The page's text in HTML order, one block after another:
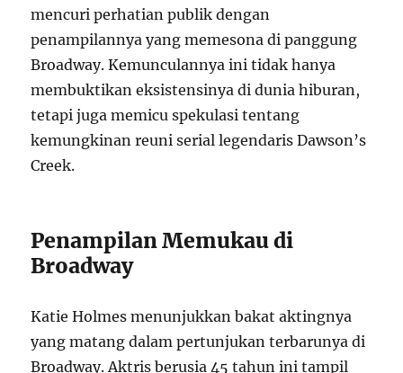
mencuri perhatian publik dengan
penampilannya yang memesona di panggung
Broadway. Kemunculannya ini tidak hanya
membuktikan eksistensinya di dunia hiburan,
tetapi juga memicu spekulasi tentang
kemungkinan reuni serial legendaris Dawson’s
Creek.
Penampilan Memukau di
Broadway
Katie Holmes menunjukkan bakat aktingnya
yang matang dalam pertunjukan terbarunya di
Broadway. Aktris berusia 45 tahun ini tampil